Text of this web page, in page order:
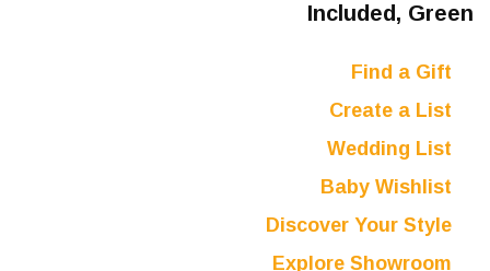
Included, Green
Find a Gift
Create a List
Wedding List
Baby Wishlist
Discover Your Style
Explore Showroom